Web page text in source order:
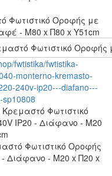
Φωτιστικό Οροφής με
- M80 x Π80 x Υ51cm
Φωτιστικό
Φωτιστικό Οροφής
- Διάφανο - Μ20 x Π20 x